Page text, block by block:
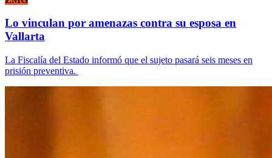
Lo vinculan por amenazas contra su esposa en
Vallarta
La Fiscalía del Estado informó que el sujeto pasará seis meses en
prisión preventiva.